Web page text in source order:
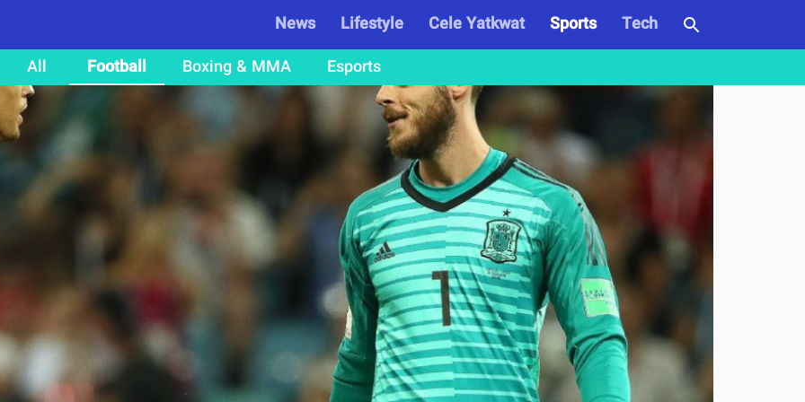
News Lifestyle Cele Yatkwat Sports
Tech
All
Football Boxing & MMA Esports